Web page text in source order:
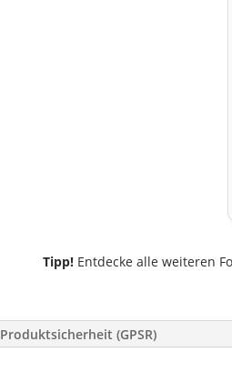
Tipp!Entdecke alle weiteren
Produktsicherheit (GPSR)